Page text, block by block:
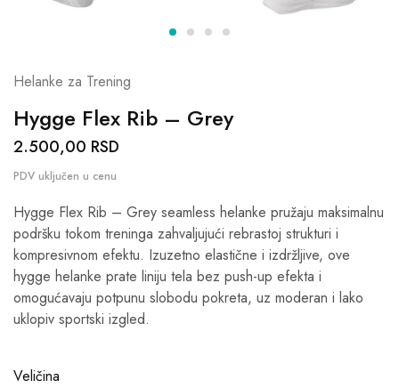
Helanke za Trening
Hygge Flex Rib – Grey
2.500,00 RSD
Hygge Flex Rib – Grey seamless helanke pružaju maksimalnu
podršku tokom treninga zahvaljujući rebrastoj strukturi i
kompresivnom efektu. Izuzetno elastične i izdržljive, ove
hygge helanke prate liniju tela bez push-up efekta i
omogućavaju potpunu slobodu pokreta, uz moderan i lako
uklopiv sportski izgled.
Veličina